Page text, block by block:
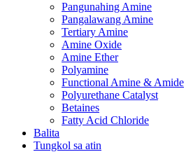
Pangunahing Amine
Pangalawang Amine
Tertiary Amine
Amine Oxide
Amine Ether
Polyamine
Functional Amine & Amide
Polyurethane Catalyst
Betaines
Fatty Acid Chloride
Balita
Tungkol sa atin